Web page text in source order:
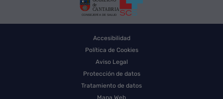
Accesibilidad
Política de Cookies
Aviso Legal
Protección de datos
Tratamiento de datos
Mapa Web